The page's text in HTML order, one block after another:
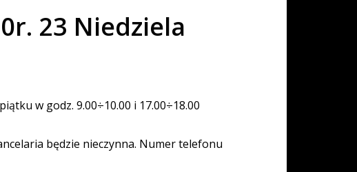
23 Niedziela
w godz. 9.00÷10.00 i 17.00÷18.00
będzie nieczynna. Numer telefonu